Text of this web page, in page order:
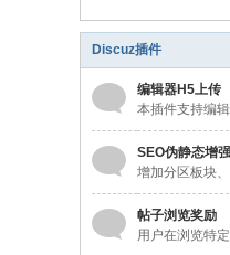
Discuz插件
编辑器H5上传
本插件支持编
SEO伪静态增强
增加分区板块
帖子浏览奖励
用户在浏览特